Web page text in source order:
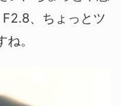
、ちょっとツ
。